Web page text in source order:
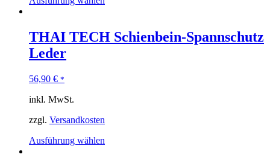
THAI TECH Schienbein-Spannschutz
Leder
56,90 € *
inkl. MwSt.
zzgl. Versandkosten
Ausführung wählen